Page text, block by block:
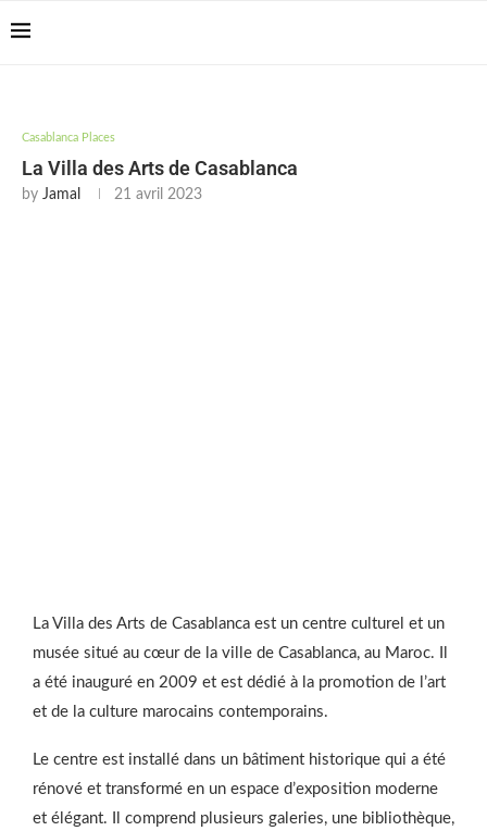
Casablanca Places
La Villa des Arts de Casablanca
by Jamal 21 avril 2023
La Villa des Arts de Casablanca est un centre culturel et un
musée situé au cœur de la ville de Casablanca, au Maroc. Il
a été inauguré en 2009 et est dédié à la promotion de l’art
et de la culture marocains contemporains.
Le centre est installé dans un bâtiment historique qui a été
rénové et transformé en un espace d’exposition moderne
et élégant. Il comprend plusieurs galeries, une bibliothèque,